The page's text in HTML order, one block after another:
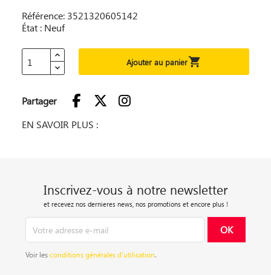
Référence: 3521320605142
État : Neuf
Ajouter au panier
Partager
EN SAVOIR PLUS :
Inscrivez-vous à notre newsletter
et recevez nos dernieres news, nos promotions et encore plus !
Voir lesconditions générales d’utilisation.